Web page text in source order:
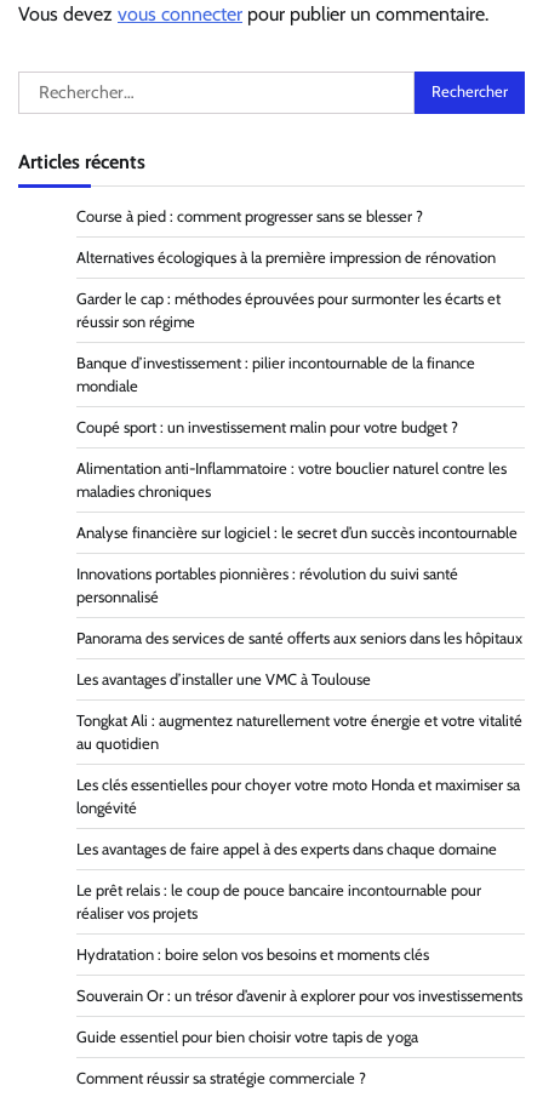
Vous devez vous connecter pour publier un commentaire.
Rechercher :
Articles récents
Course à pied : comment progresser sans se blesser ?
Alternatives écologiques à la première impression de rénovation
Garder le cap : méthodes éprouvées pour surmonter les écarts et
réussir son régime
Banque d’investissement : pilier incontournable de la finance
mondiale
Coupé sport : un investissement malin pour votre budget ?
Alimentation anti-Inflammatoire : votre bouclier naturel contre les
maladies chroniques
Analyse financière sur logiciel : le secret d’un succès incontournable
Innovations portables pionnières : révolution du suivi santé
personnalisé
Panorama des services de santé offerts aux seniors dans les hôpitaux
Les avantages d’installer une VMC à Toulouse
Tongkat Ali : augmentez naturellement votre énergie et votre vitalité
au quotidien
Les clés essentielles pour choyer votre moto Honda et maximiser sa
longévité
Les avantages de faire appel à des experts dans chaque domaine
Le prêt relais : le coup de pouce bancaire incontournable pour
réaliser vos projets
Hydratation : boire selon vos besoins et moments clés
Souverain Or : un trésor d’avenir à explorer pour vos investissements
Guide essentiel pour bien choisir votre tapis de yoga
Comment réussir sa stratégie commerciale ?